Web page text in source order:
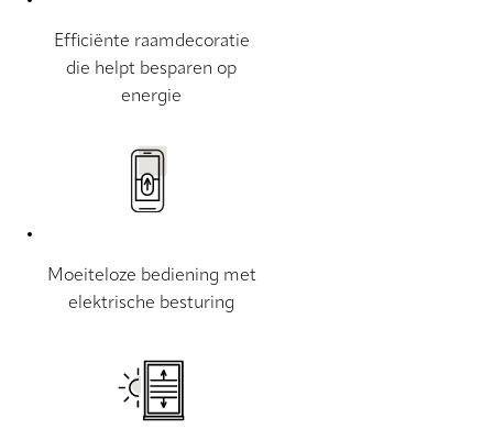
Efficiënte raamdecoratie
die helpt besparen op
energie
Moeiteloze bediening met
elektrische besturing